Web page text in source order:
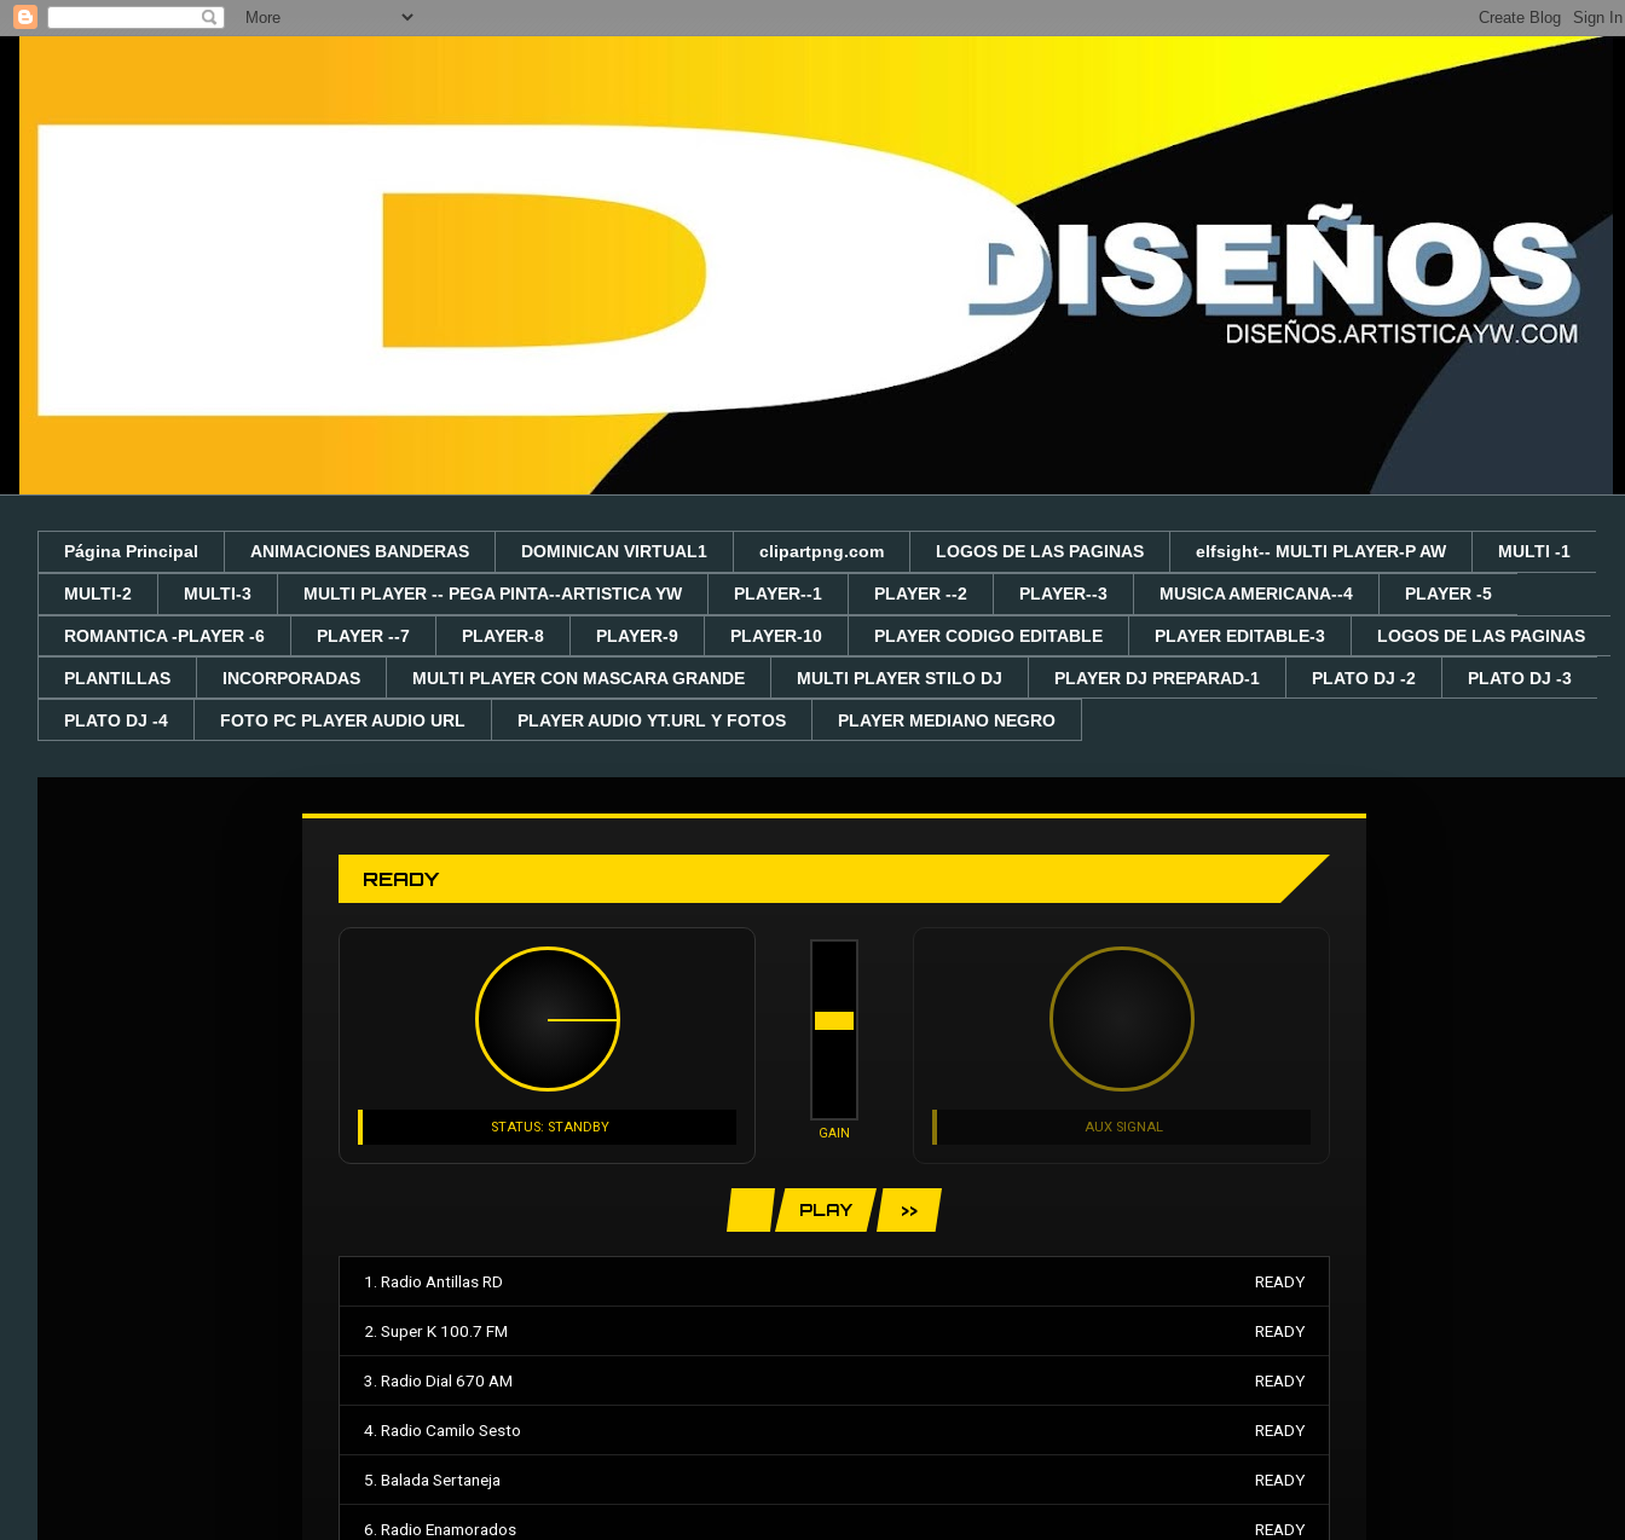
Página Principal ANIMACIONES BANDERAS DOMINICAN VIRTUAL1 clipartpng.com LOGOS DE LAS PAGINAS elfsight-- MULTI PLAYER-P AW MULTI -1
MULTI-2 MULTI-3 MULTI PLAYER -- PEGA PINTA--ARTISTICA YW PLAYER--1 PLAYER --2 PLAYER--3 MUSICA AMERICANA--4 PLAYER -5
ROMANTICA -PLAYER -6 PLAYER --7 PLAYER-8 PLAYER-9 PLAYER-10 PLAYER CODIGO EDITABLE PLAYER EDITABLE-3 LOGOS DE LAS PAGINAS
PLANTILLAS INCORPORADAS MULTI PLAYER CON MASCARA GRANDE MULTI PLAYER STILO DJ PLAYER DJ PREPARAD-1 PLATO DJ -2 PLATO DJ -3
PLATO DJ -4 FOTO PC PLAYER AUDIO URL PLAYER AUDIO YT.URL Y FOTOS PLAYER MEDIANO NEGRO
READY
STATUS: STANDBY GAIN AUX SIGNAL
PLAY >>
1. Radio Antillas RD READY
2. Super K 100.7 FM READY
3. Radio Dial 670 AM READY
4. Radio Camilo Sesto READY
5. Balada Sertaneja READY
6. Radio Enamorados READY